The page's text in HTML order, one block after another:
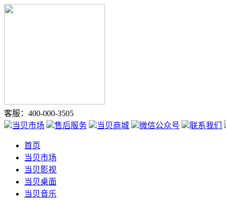
客服：400-000-3505
当贝市场
售后服务 当贝商城 微信公众号 联系我们
首页
当贝市场
当贝影视
当贝桌面
当贝音乐